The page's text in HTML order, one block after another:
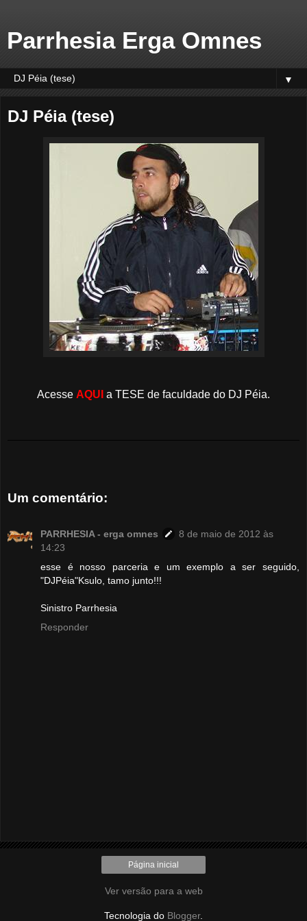
Parrhesia Erga Omnes
▼
DJ Péia (tese)
Acesse AQUI a TESE de faculdade do DJ Péia.
Um comentário:
PARRHESIA - erga omnes
8 de maio de 2012 às
14:23
esse é nosso parceria e um exemplo a ser seguido,
"DJPéia"Ksulo, tamo junto!!!
Sinistro Parrhesia
Responder
Página inicial
Ver versão para a web
Tecnologia do Blogger.